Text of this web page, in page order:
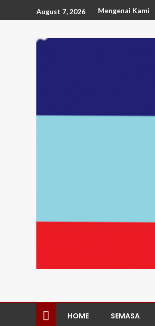
August 7, 2026 Mengenai Kami
HOME SEMASA